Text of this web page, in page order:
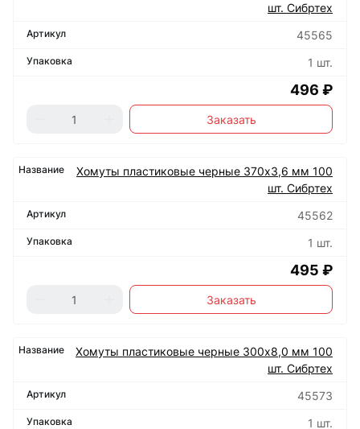
шт. Сибртех
45565
1 шт.
496 ₽
Заказать
Хомуты пластиковые черные 370х3,6 мм 100
шт. Сибртех
45562
1 шт.
495 ₽
Заказать
Хомуты пластиковые черные 300х8,0 мм 100
шт. Сибртех
45573
1 шт.